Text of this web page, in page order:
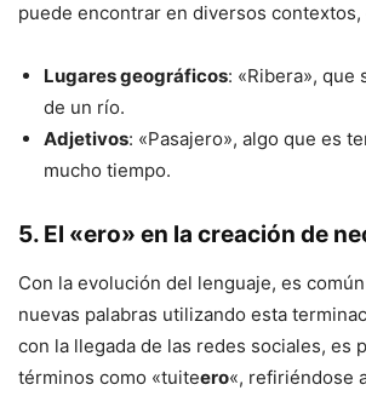
puede encontrar en diversos contextos,
Lugares geográficos: «Ribera», que
de un río.
Adjetivos: «Pasajero», algo que es
mucho tiempo.
5. El «ero» en la creación de
Con la evolución del lenguaje, es
nuevas palabras utilizando esta
con la llegada de las redes sociales, es
términos como «tuiteero«, refiriéndose